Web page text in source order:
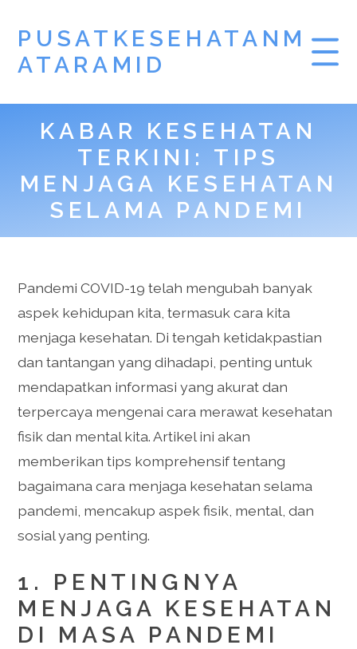
PUSATKESEHATANM
ATARAMID
KABAR KESEHATAN
TERKINI: TIPS
MENJAGA KESEHATAN
SELAMA PANDEMI
Pandemi COVID-19 telah mengubah banyak
aspek kehidupan kita, termasuk cara kita
menjaga kesehatan. Di tengah ketidakpastian
dan tantangan yang dihadapi, penting untuk
mendapatkan informasi yang akurat dan
terpercaya mengenai cara merawat kesehatan
fisik dan mental kita. Artikel ini akan
memberikan tips komprehensif tentang
bagaimana cara menjaga kesehatan selama
pandemi, mencakup aspek fisik, mental, dan
sosial yang penting.
1. PENTINGNYA
MENJAGA KESEHATAN
DI MASA PANDEMI